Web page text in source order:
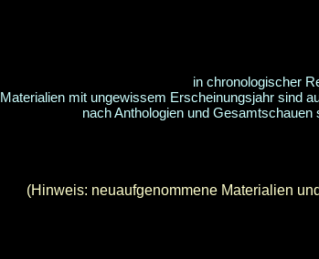
in chronologischer
Materialien mit ungewissem Erscheinungsjahr sind
nach Anthologien und
(Hinweis: neuaufgenommene Materialien